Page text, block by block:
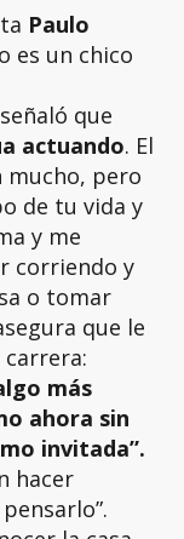
Paulo
es un chico
que
actuando. El
pero
de tu vida y
y me
corriendo y
o tomar
que le
más
ahora sin
invitada”.
hacer